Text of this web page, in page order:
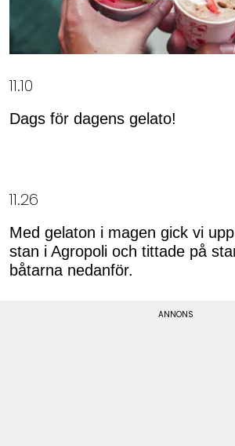
11.10
Dags för dagens gelato!
11.26
Med gelaton i magen gick vi
stan i Agropoli och tittade på
båtarna nedanför.